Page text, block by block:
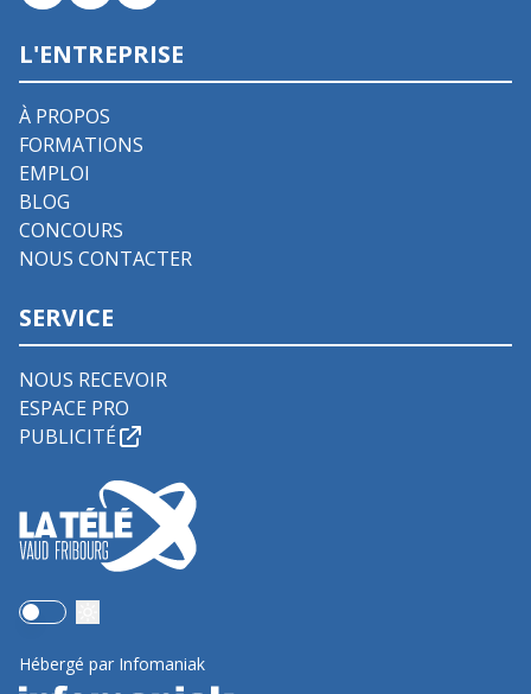
L'ENTREPRISE
À PROPOS
FORMATIONS
EMPLOI
BLOG
CONCOURS
NOUS CONTACTER
SERVICE
NOUS RECEVOIR
ESPACE PRO
PUBLICITÉ
Use setting
Hébergé par Infomaniak